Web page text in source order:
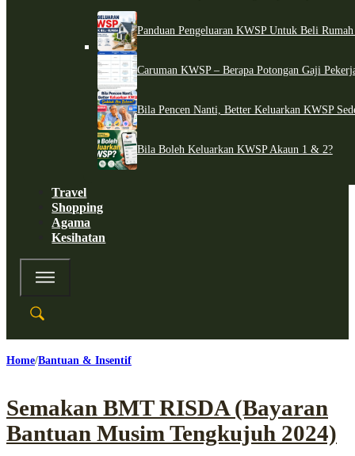
Panduan Pengeluaran KWSP Untuk Beli
Caruman KWSP – Berapa Potongan Gaji
Bila Pencen Nanti, Better Keluarkan KWSP
Bila Boleh Keluarkan KWSP Akaun 1 & 2?
Travel
Shopping
Agama
Kesihatan
Home Bantuan & Insentif
Semakan BMT RISDA (Bayaran
Bantuan Musim Tengkujuh 2024)